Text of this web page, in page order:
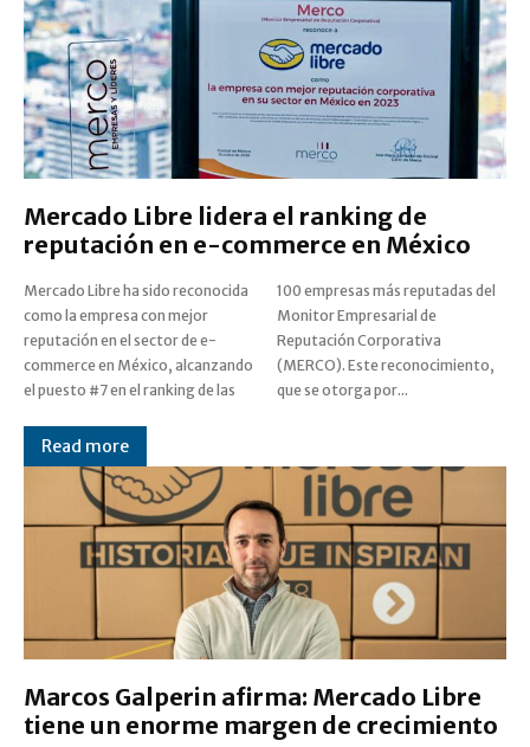
Mercado Libre lidera el ranking de
reputación en e-commerce en México
Mercado Libre ha sido reconocida
como la empresa con mejor
reputación en el sector de e-
commerce en México, alcanzando
el puesto #7 en el ranking de las
100 empresas más reputadas del
Monitor Empresarial de
Reputación Corporativa
(MERCO). Este reconocimiento,
que se otorga por...
Read more
Marcos Galperin afirma: Mercado Libre
tiene un enorme margen de crecimiento